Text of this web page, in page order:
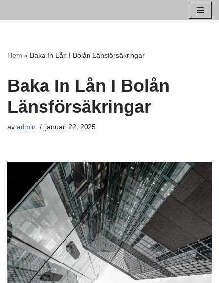
Hem » Baka In Lån I Bolån Länsförsäkringar
Baka In Lån I Bolån
Länsförsäkringar
av admin januari 22, 2025